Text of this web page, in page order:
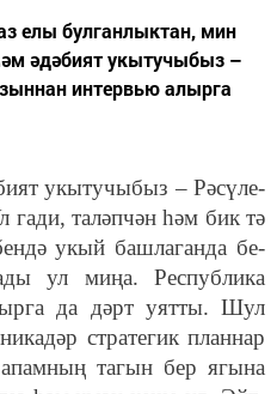
елы булганлыктан, мин
әдә­би­ят укы­ту­чы­быз –
интервью алырга
укы­ту­чы­быз – Рә­сү­ле­
та­ләп­чән һәм бик тә
укый баш­ла­ган­да бе­
ул ми­ңа. Рес­пуб­ли­ка
да дәрт уят­ты. Шул
ст­ра­те­гик план­нар
та­гын бер ягы­на